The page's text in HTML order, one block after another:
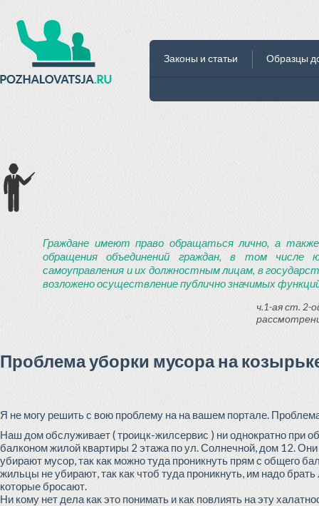
Законы и статьи Образцы
Граждане имеют право обращаться лично, а
обращения объединений граждан, в том числе
самоуправления и их должностным лицам, в
возложено осуществление публично значимых
ч.1-ая ст. 2-
Проблема уборки мусора на
Я не могу решить с вою проблему на на вашем портале.
Наш дом обслуживает ( троицк-жилсервис ) ни однократно при
балконом жилой квартиры 2 этажа по ул. Солнечной, дом 12.
убирают мусор, так как можно туда проникнуть прям с общего
жильцы не убирают, так как чтоб туда проникнуть, им надо
которые бросают.
Ни кому нет дела как это понимать и как повлиять на эту